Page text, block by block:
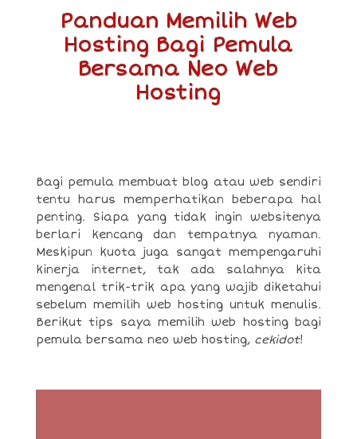
Panduan Memilih Web
Hosting Bagi Pemula
Bersama Neo Web
Hosting
Bagi pemula membuat blog atau web sendiri
tentu harus memperhatikan beberapa hal
penting. Siapa yang tidak ingin websitenya
berlari kencang dan tempatnya nyaman.
Meskipun kuota juga sangat mempengaruhi
kinerja internet, tak ada salahnya kita
mengenal trik-trik apa yang wajib diketahui
sebelum memilih web hosting untuk menulis.
Berikut tips saya memilih web hosting bagi
pemula bersama neo web hosting, cekidot!